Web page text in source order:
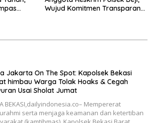
Wujud Komitmen Transparansi
Jakarta On The Spot: Kapolsek Bekasi
himbau Warga Tolak Hoaks & Cegah
Usai Sholat Jumat
BEKASI,dailyindonesia.co– Mempererat
serta menjaga keamanan dan ketertiban